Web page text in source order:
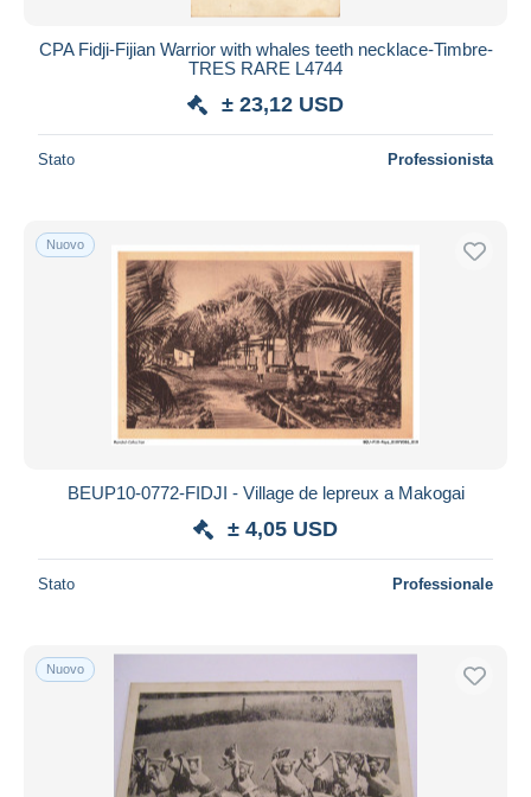
CPA Fidji-Fijian Warrior with whales teeth necklace-Timbre-
TRES RARE L4744
± 23,12 USD
Stato Professionista
Nuovo
BEUP10-0772-FIDJI - Village de lepreux a Makogai
± 4,05 USD
Stato Professionale
Nuovo